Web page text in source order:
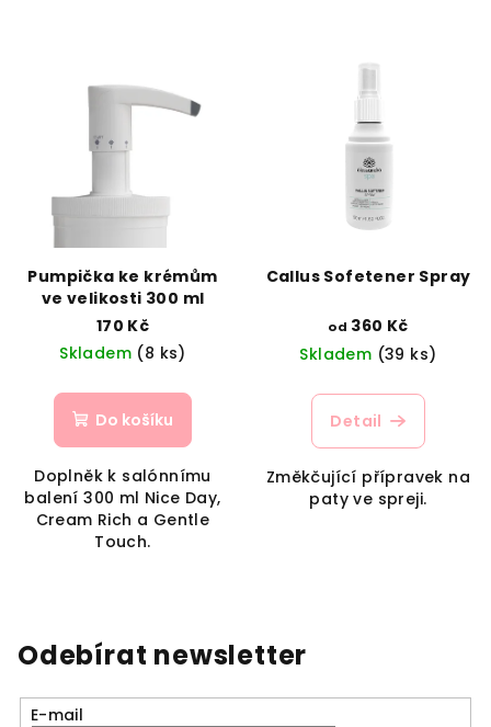
Pumpička ke krémům
ve velikosti 300 ml
170 Kč
Skladem (8 ks)
Do košíku
Doplněk k salónnímu
balení 300 ml Nice Day,
Cream Rich a Gentle
Touch.
Callus Sofetener Spray
od 360 Kč
Skladem (39 ks)
Detail
Změkčující přípravek na
paty ve spreji.
Odebírat newsletter
E-mail